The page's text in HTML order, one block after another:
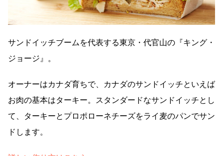
サンドイッチブームを代表する東京・代官山の『キング・
ジョージ』。
オーナーはカナダ育ちで、カナダのサンドイッチといえば
お肉の基本はターキー。スタンダードなサンドイッチとし
て、ターキーとプロポローネチーズをライ麦のパンでサン
ドします。